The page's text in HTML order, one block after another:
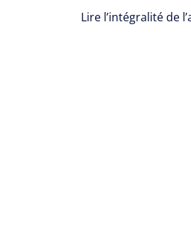
Lire l’intégralité de